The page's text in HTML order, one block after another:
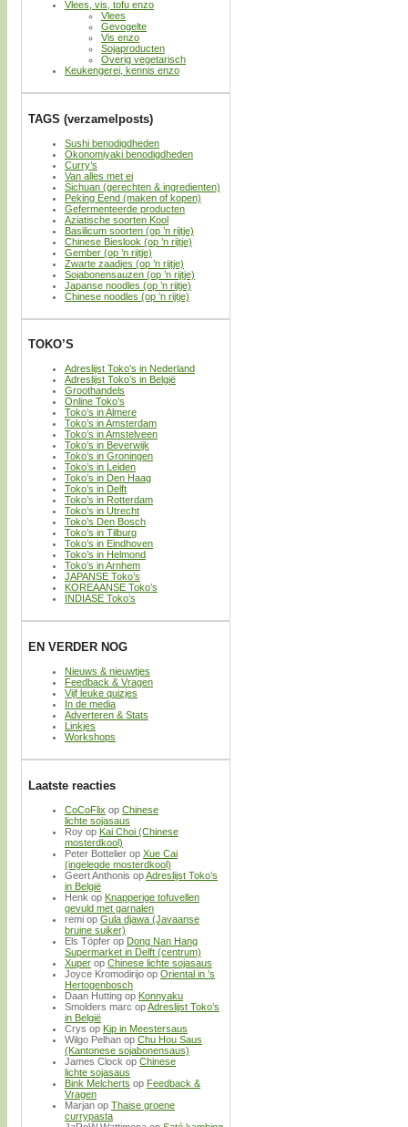
Vlees, vis, tofu enzo
Vlees
Gevogelte
Vis enzo
Sojaproducten
Overig vegetarisch
Keukengerei, kennis enzo
TAGS (verzamelposts)
Sushi benodigdheden
Okonomiyaki benodigdheden
Curry’s
Van alles met ei
Sichuan (gerechten & ingredienten)
Peking Eend (maken of kopen)
Gefermenteerde producten
Aziatische soorten Kool
Basilicum soorten (op ’n rijtje)
Chinese Bieslook (op ’n rijtje)
Gember (op ’n rijtje)
Zwarte zaadjes (op ’n rijtje)
Sojabonensauzen (op ’n rijtje)
Japanse noodles (op ’n rijtje)
Chinese noodles (op ’n rijtje)
TOKO’S
Adreslijst Toko’s in Nederland
Adreslijst Toko’s in België
Groothandels
Online Toko’s
Toko’s in Almere
Toko’s in Amsterdam
Toko’s in Amstelveen
Toko’s in Beverwijk
Toko’s in Groningen
Toko’s in Leiden
Toko’s in Den Haag
Toko’s in Delft
Toko’s in Rotterdam
Toko’s in Utrecht
Toko’s Den Bosch
Toko’s in Tilburg
Toko’s in Eindhoven
Toko’s in Helmond
Toko’s in Arnhem
JAPANSE Toko’s
KOREAANSE Toko’s
INDIASE Toko’s
EN VERDER NOG
Nieuws & nieuwtjes
Feedback & Vragen
Vijf leuke quizjes
In de media
Adverteren & Stats
Linkjes
Workshops
Laatste reacties
CoCoFlix op Chinese
lichte sojasaus
Roy op Kai Choi (Chinese
mosterdkool)
Peter Bottelier op Xue Cai
(ingelegde mosterdkool)
Geert Anthonis opAdreslijst Toko’s
in België
Henk op Knapperige tofuvellen
gevuld met garnalen
remi op Gula djawa (Javaanse
bruine suiker)
Els Töpfer op Dong Nan Hang
Supermarket in Delft (centrum)
Xuper op Chinese lichte sojasaus
Joyce Kromodirijo op Oriental in ’s
Hertogenbosch
Daan Hutting op Konnyaku
Smolders marc opAdreslijst Toko’s
in België
Crys op Kip in Meestersaus
Wilgo Pelhan op Chu Hou Saus
(Kantonese sojabonensaus)
James Clock op Chinese
lichte sojasaus
Bink Melcherts op Feedback &
Vragen
Marjan op Thaise groene
currypasta